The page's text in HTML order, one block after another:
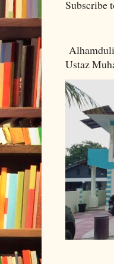
Subscribe
Ustaz